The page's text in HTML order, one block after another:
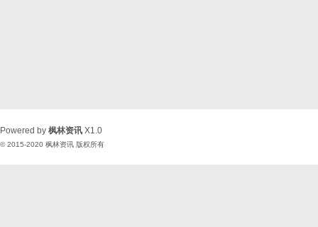
Powered by 枫林资讯 X1.0
© 2015-2020 枫林资讯 版权所有